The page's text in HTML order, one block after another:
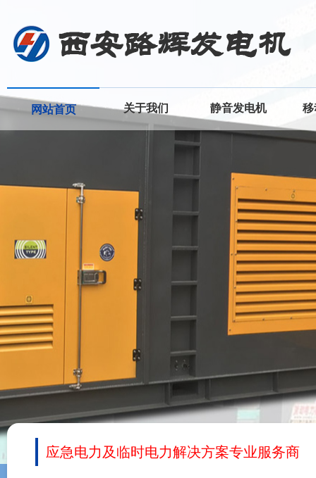
网站首页 关于我们 静音发电机 移
应急电力及临时电力解决方案专业服务商